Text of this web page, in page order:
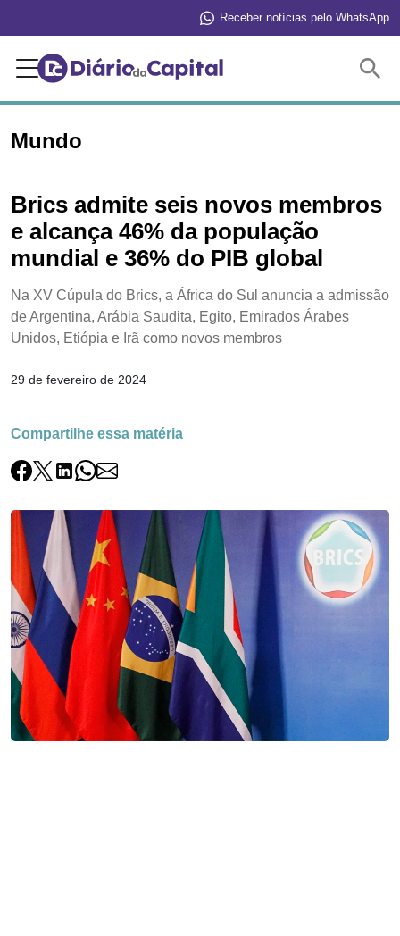
Receber notícias pelo WhatsApp
Mundo
Brics admite seis novos membros
e alcança 46% da população
mundial e 36% do PIB global
Na XV Cúpula do Brics, a África do Sul anuncia a admissão
de Argentina, Arábia Saudita, Egito, Emirados Árabes
Unidos, Etiópia e Irã como novos membros
29 de fevereiro de 2024
Compartilhe essa matéria